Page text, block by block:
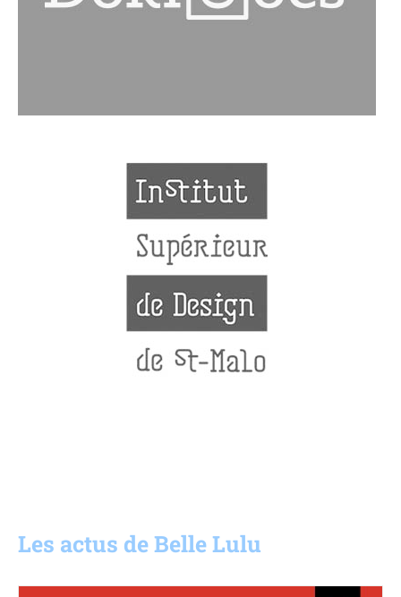
Les actus de Belle Lulu